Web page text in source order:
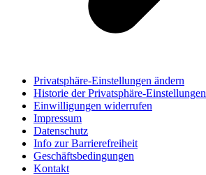
Privatsphäre-Einstellungen ändern
Historie der Privatsphäre-Einstellungen
Einwilligungen widerrufen
Impressum
Datenschutz
Info zur Barrierefreiheit
Geschäftsbedingungen
Kontakt